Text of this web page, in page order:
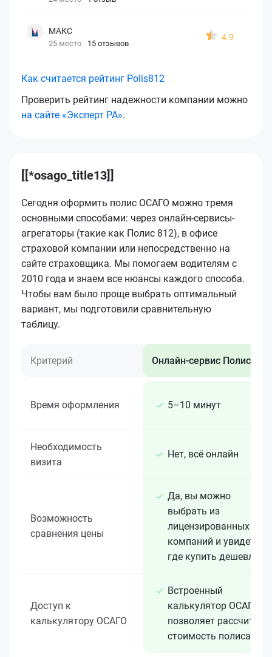
МАКС
25 место 15 отзывов
4.9
Как считается рейтинг Polis812
Проверить рейтинг надежности компании можно
на сайте «Эксперт РА».
[[*osago_title13]]
Сегодня оформить полис ОСАГО можно тремя
основными способами: через онлайн-сервисы-
агрегаторы (такие как Полис 812), в офисе
страховой компании или непосредственно на
сайте страховщика. Мы помогаем водителям с
2010 года и знаем все нюансы каждого способа.
Чтобы вам было проще выбрать оптимальный
вариант, мы подготовили сравнительную
таблицу.
Критерий Онлайн-сервис Полис 812
Время оформления 5–10 минут
Необходимость
визита
Нет, всё онлайн
Возможность
сравнения цены
Да, вы можно
выбрать из
лицензированных 15+
компаний и увидеть,
где купить дешевле
Доступ к
калькулятору ОСАГО
Встроенный
калькулятор ОСАГО
позволяет рассчитать
стоимость полиса